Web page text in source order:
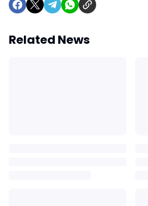
Related News